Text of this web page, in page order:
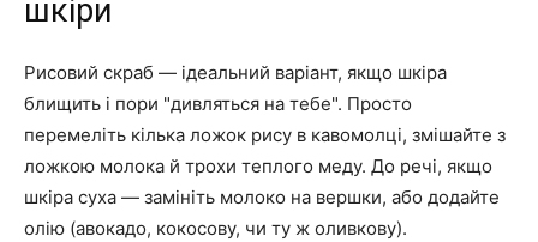
шкіри
Рисовий скраб — ідеальний варіант, якщо шкіра
блищить і пори "дивляться на тебе". Просто
перемеліть кілька ложок рису в кавомолці, змішайте з
ложкою молока й трохи теплого меду. До речі, якщо
шкіра суха — замініть молоко на вершки, або додайте
олію (авокадо, кокосову, чи ту ж оливкову).